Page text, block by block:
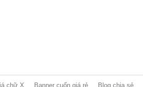
chữ X Banner cuốn giá rẻ Blog chia sẻ